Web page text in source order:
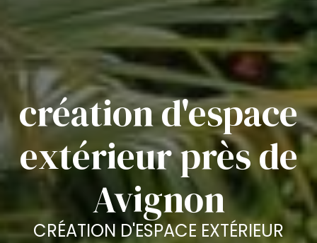
création d'espace
extérieur près de
Avignon
CRÉATION D'ESPACE EXTÉRIEUR